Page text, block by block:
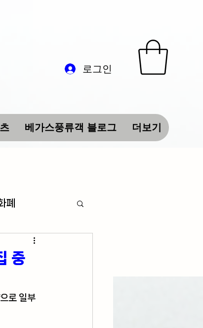
로그인
베가스풍류객 블로그 더보기
폐
요리 레시피
중
로 일부